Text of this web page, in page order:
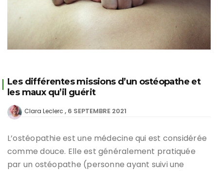
Les différentes missions d’un ostéopathe et
les maux qu’il guérit
Clara Leclerc 6 SEPTEMBRE 2021
L’ostéopathie est une médecine qui est considérée
comme douce. Elle est généralement pratiquée
par un ostéopathe (personne ayant suivi une